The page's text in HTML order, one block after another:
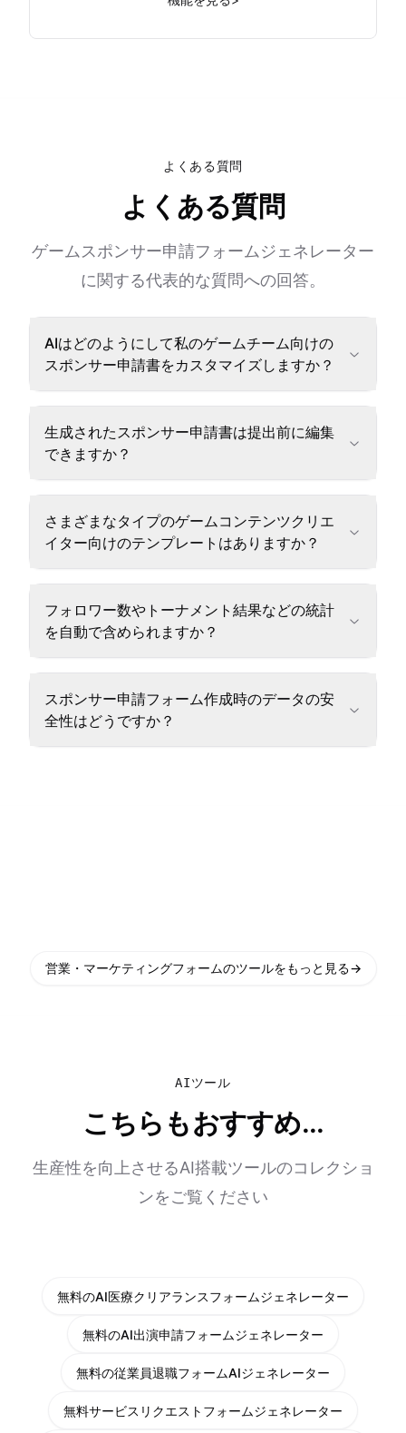
よくある質問
よくある質問
ゲームスポンサー申請フォームジェネレーター
に関する代表的な質問への回答。
AIはどのようにして私のゲームチーム向けの
スポンサー申請書をカスタマイズしますか？
生成されたスポンサー申請書は提出前に編集
できますか？
さまざまなタイプのゲームコンテンツクリエ
イター向けのテンプレートはありますか？
フォロワー数やトーナメント結果などの統計
を自動で含められますか？
スポンサー申請フォーム作成時のデータの安
全性はどうですか？
営業・マーケティングフォームのツールをもっと見る→
AIツール
こちらもおすすめ...
生産性を向上させるAI搭載ツールのコレクショ
ンをご覧ください
無料のAI医療クリアランスフォームジェネレーター
無料のAI出演申請フォームジェネレーター
無料の従業員退職フォームAIジェネレーター
無料サービスリクエストフォームジェネレーター